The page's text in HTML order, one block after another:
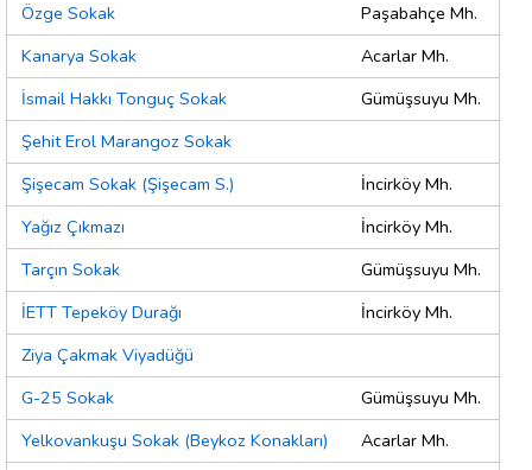
Özge Sokak
Paşabahçe Mh.
Kanarya Sokak
Acarlar Mh.
İsmail Hakkı Tonguç Sokak
Gümüşsuyu Mh.
Şehit Erol Marangoz Sokak
Şişecam Sokak (Şişecam S.)
İncirköy Mh.
Yağız Çıkmazı
İncirköy Mh.
Tarçın Sokak
Gümüşsuyu Mh.
İETT Tepeköy Durağı
İncirköy Mh.
Ziya Çakmak Viyadüğü
G-25 Sokak
Gümüşsuyu Mh.
Yelkovankuşu Sokak (Beykoz Konakları)
Acarlar Mh.